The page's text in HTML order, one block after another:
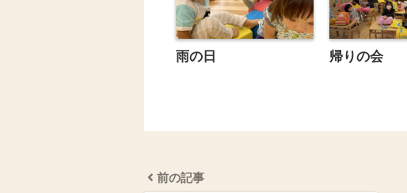
雨の日 帰りの会
前の記事